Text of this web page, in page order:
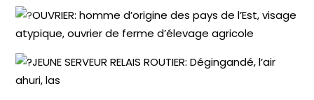
OUVRIER: homme d’origine des pays de l’Est, visage
atypique, ouvrier de ferme d’élevage agricole
JEUNE SERVEUR RELAIS ROUTIER: Dégingandé, l’air
ahuri, las